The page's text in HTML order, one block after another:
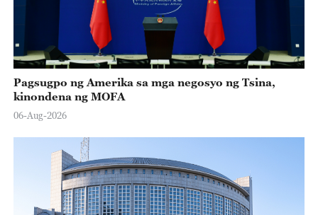
Pagsugpo ng Amerika sa mga negosyo ng Tsina,
kinondena ng MOFA
06-Aug-2026